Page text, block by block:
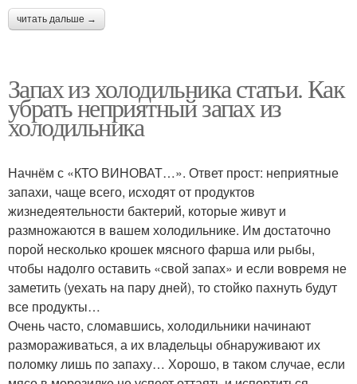
читать дальше →
Запах из холодильника статьи. Как
убрать неприятный запах из
холодильника
Начнём с «КТО ВИНОВАТ…». Ответ прост: неприятные
запахи, чаще всего, исходят от продуктов
жизнедеятельности бактерий, которые живут и
размножаются в вашем холодильнике. Им достаточно
порой несколько крошек мясного фарша или рыбы,
чтобы надолго оставить «свой запах» и если вовремя не
заметить (уехать на пару дней), то стойко пахнуть будут
все продукты…
Очень часто, сломавшись, холодильники начинают
размораживаться, а их владельцы обнаруживают их
поломку лишь по запаху… Хорошо, в таком случае, если